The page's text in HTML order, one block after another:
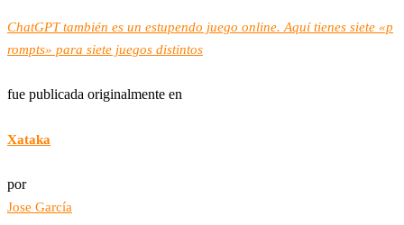
ChatGPT también es un estupendo juego online. Aquí tienes siete «p
rompts» para siete juegos distintos
fue publicada originalmente en
Xataka
por
Jose García